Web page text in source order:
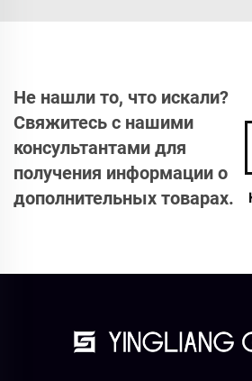
Не нашли то, что искали?
Свяжитесь с нашими
консультантами для
получения информации о
дополнительных товарах.